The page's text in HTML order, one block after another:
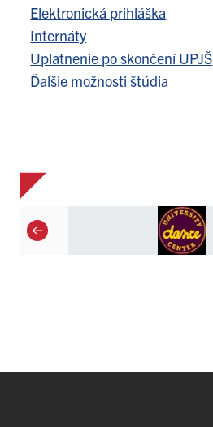
Elektronická prihláška
Internáty
Uplatnenie po skončení UPJŠ
Ďalšie možnosti štúdia